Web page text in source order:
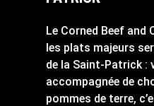
Le Corned Beef and
les plats majeurs
de la Saint-Patrick :
accompagnée de
pommes de terre,